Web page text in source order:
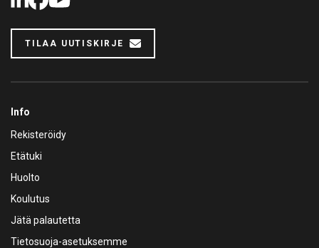
TILAA UUTISKIRJE
Info
Rekisteröidy
Etätuki
Huolto
Koulutus
Jätä palautetta
Tietosuoja-asetuksemme